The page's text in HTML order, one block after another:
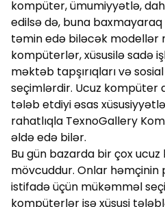
kompüter, ümumiyyətlə,
edilsə də, buna
təmin edə biləcək modellər
kompüterlər, xüsusilə sadə
məktəb tapşırıqları və
seçimlərdir. Ucuz kompüter
tələb etdiyi əsas
rahatlıqla TexnoGallery
əldə edə bilər.
Bu gün bazarda bir çox
mövcuddur. Onlar
istifadə üçün mükəmməl
kompüterlər isə xüsusi